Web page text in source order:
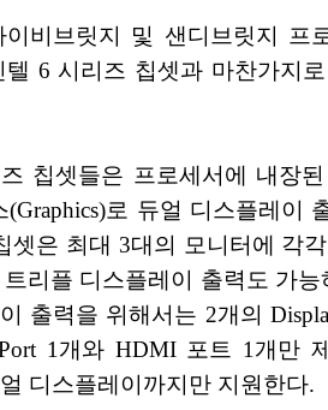
비브릿지 및 샌디브릿지 프
텔 6 시리즈 칩셋과 마찬가지
칩셋들은 프로세서에 내장
로 듀얼 디스플레이
셋은 최대 3대의 모니터에 각
리플 디스플레이 출력도 가능
출력을 위해서는 2개의
1개와 HDMI 포트 1개만
디스플레이까지만 지원한다.